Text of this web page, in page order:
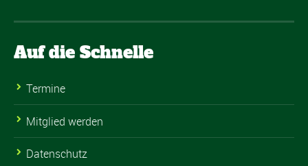
Auf die Schnelle
Termine
Mitglied werden
Datenschutz